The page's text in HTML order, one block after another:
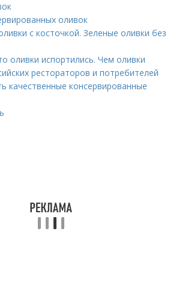
оливок
с косточкой. Зеленые оливки без
оливки испортились. Чем оливки
рестораторов и потребителей
качественные консервированные